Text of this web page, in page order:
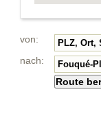
von:
nach: